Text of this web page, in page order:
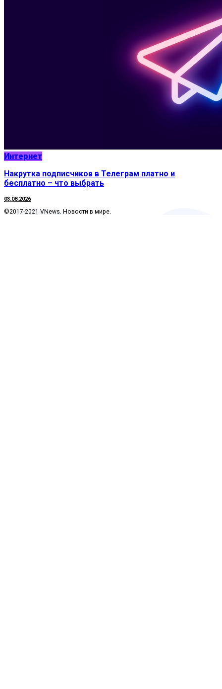
Интернет
Накрутка подписчиков в Телеграм платно и
бесплатно – что выбрать
03.08.2026
©2017-2021 VNews. Новости в мире.